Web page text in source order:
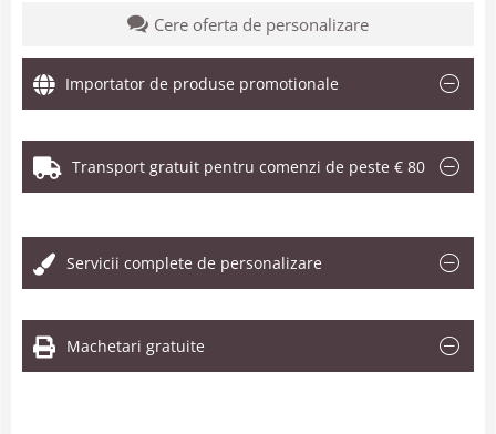
Cere oferta de personalizare
Importator de produse promotionale
Transport gratuit pentru comenzi de peste € 80
Servicii complete de personalizare
Machetari gratuite